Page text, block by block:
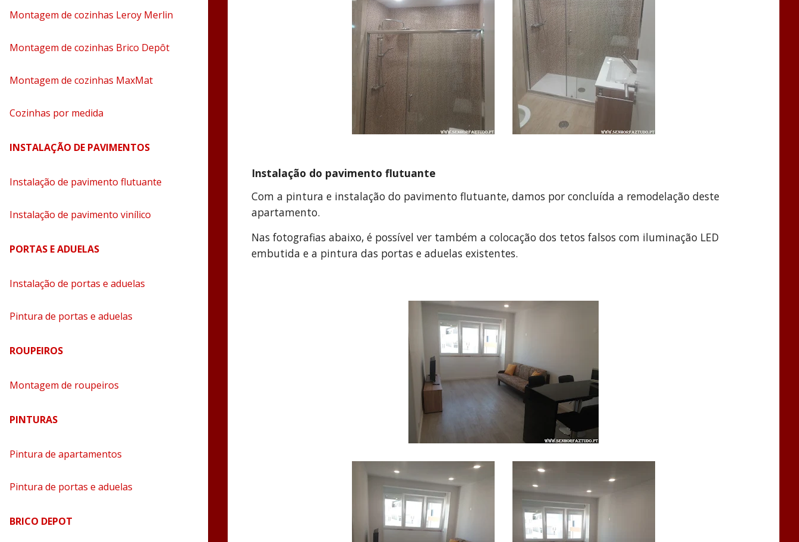
Instalação do pavimento flutuante
Com a pintura e instalação do pavimento flutuante, damos por concluída a remodelação deste
apartamento.
Nas fotografias abaixo, é possível ver também a colocação dos tetos falsos com iluminação LED
embutida e a pintura das portas e aduelas existentes.
Montagem de cozinhas Leroy Merlin
Montagem de cozinhas Brico Depôt
Montagem de cozinhas MaxMat
Cozinhas por medida
INSTALAÇÃO DE PAVIMENTOS
Instalação de pavimento flutuante
Instalação de pavimento vinílico
PORTAS E ADUELAS
Instalação de portas e aduelas
Pintura de portas e aduelas
ROUPEIROS
Montagem de roupeiros
PINTURAS
Pintura de apartamentos
Pintura de portas e aduelas
BRICO DEPOT